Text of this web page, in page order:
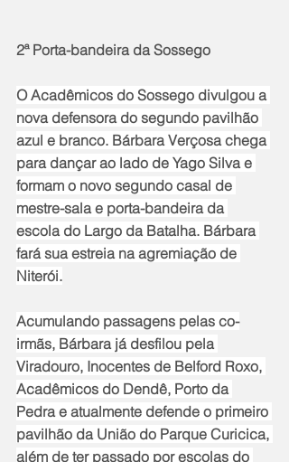
2ª Porta-bandeira da Sossego
O Acadêmicos do Sossego divulgou a
nova defensora do segundo pavilhão
azul e branco. Bárbara Verçosa chega
para dançar ao lado de Yago Silva e
formam o novo segundo casal de
mestre-sala e porta-bandeira da
escola do Largo da Batalha. Bárbara
fará sua estreia na agremiação de
Niterói.
Acumulando passagens pelas co-
irmãs, Bárbara já desfilou pela
Viradouro, Inocentes de Belford Roxo,
Acadêmicos do Dendê, Porto da
Pedra e atualmente defende o primeiro
pavilhão da União do Parque Curicica,
além de ter passado por escolas do